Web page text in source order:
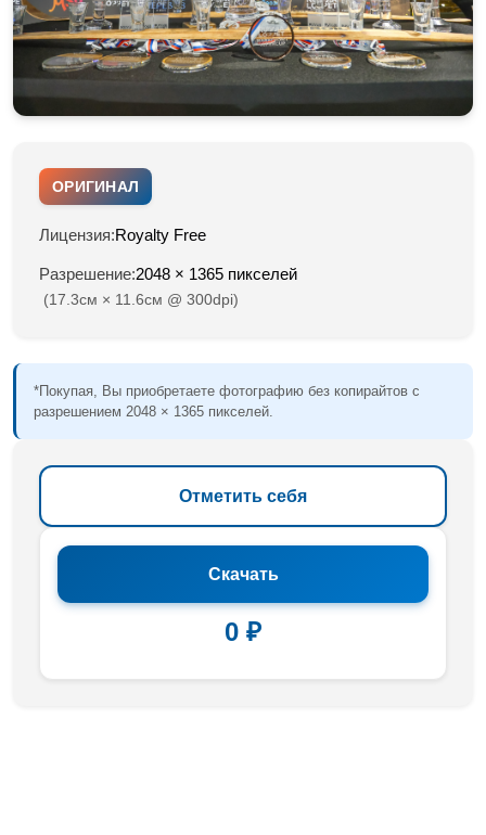
ОРИГИНАЛ
Лицензия:Royalty Free
Разрешение:2048 × 1365 пикселей
(17.3см × 11.6см @ 300dpi)
*Покупая, Вы приобретаете фотографию без копирайтов с
разрешением 2048 × 1365 пикселей.
Отметить себя
Скачать
0 ₽